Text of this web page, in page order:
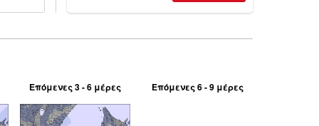
Επόμενες 3 - 6 μέρες Επόμενες 6 - 9 μέρες